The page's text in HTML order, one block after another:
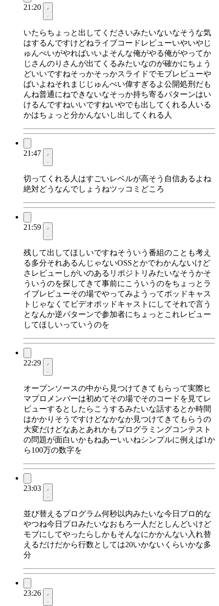
21:20
いたらちょっと出してくださいみたいないなそうな気
はするんですけどねライブコードレビューいやいやじ
ゅんぺいがやればいいよそんな俺がやる俺がやってか
じさんのりさんが出てくるみたいなのが確かにちょう
どいいですねそっかそっかスライドでモブレビューや
ばいよねそれまじじゅんぺい偉すぎるよ公開処刑だも
んね普通にねできないなそっか持ち寄るパターンはい
けるんですねいいですねいやでも出してくれる人いる
かはちょっと分かんないし出してくれる人
21:47
切ってくれる人はすごいレベルが高そう自信あるよね
絶対どうなんでしょうねツッコミどころ
21:59
残して出してほしいですねそういう番組のことも考え
る多分それあるんじゃないOSSとかでわかんないけど
さレビューしがいのあるリポジトリみたいなそうかそ
ういうのを探してきて事前にこういうのをちょっとラ
イブレビューその場でやってみようってポッドキャス
トじゃなくてビデオポッドキャストにしてそれで言う
となんか逆パターンで参加者にちょっとこれレビュー
してほしいっていうのを
22:29
オープンソースの中から見つけてきてもらって実際ヒ
マプロメンバーは初めてその場でそのコードを見てレ
ビューするとしたらこうするみたいな話するとか時間
はかかりそうですけどなかなか見つけてきてもらうの
大変だけどなあとあれかもプログラミングコンテスト
の問題が面白いかもねあーいいねシンプルに例えば1か
ら100万の数字を
23:03
並び替えるプログラム何秒以内みたいな今日プロ的な
やつね今日プロみたいなおもろ一人だとしんどいけど
モブにしてやったらしかもそんなにかかんない入れ替
えるだけだから行数としては20いかないくらいかな多
分
23:26